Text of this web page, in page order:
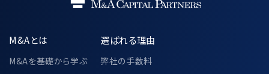
業の情報（名称・住所・役職）
共同利用の目的
・「3.個人情報の利用目的」に記載され
た利用目的と同様とする
M&Aとは
M&Aを基礎から学ぶ
選ばれる理由
弊社の手数料